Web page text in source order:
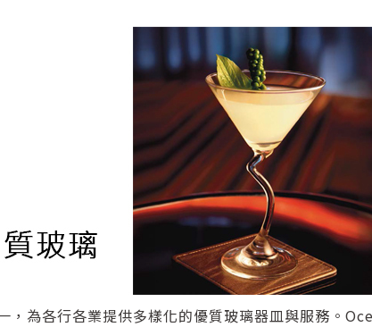
為各行各業提供多樣化的優質玻璃器皿與服務。